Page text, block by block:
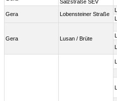
Salzstraße SEV
Gera Lobensteiner Straße
Gera Lusan / Brüte